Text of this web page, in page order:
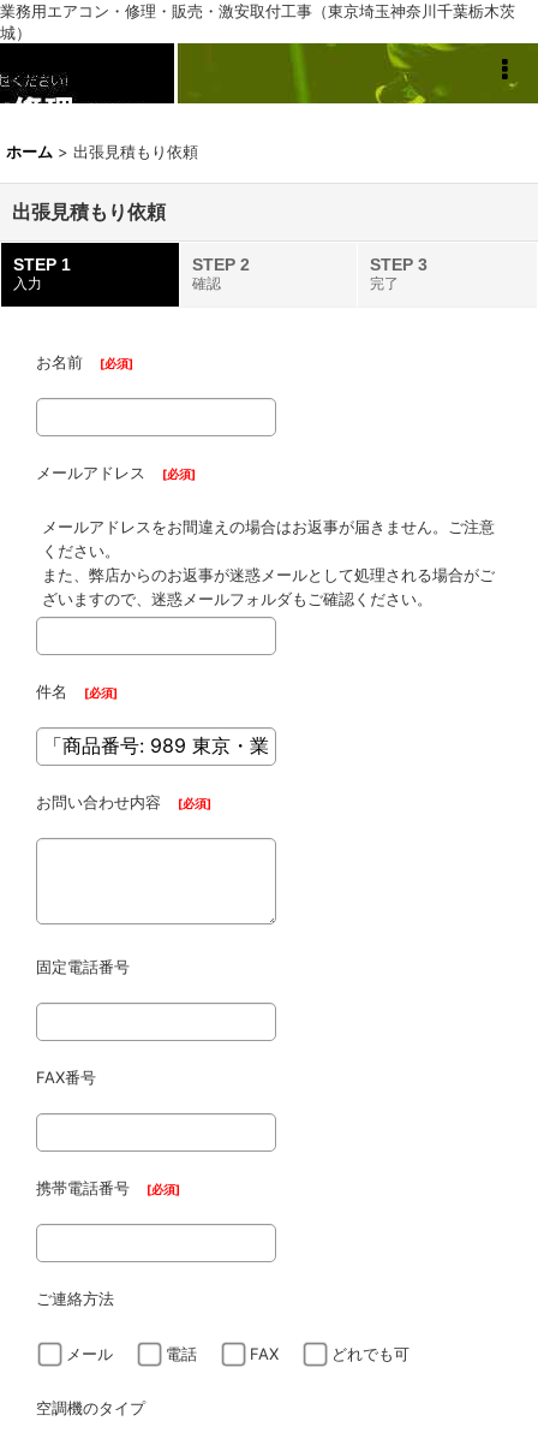
業務用エアコン・修理・販売・激安取付工事（東京埼玉神奈川千葉栃木茨
城）
業務用エアコン専門店
ホーム > 出張見積もり依頼
出張見積もり依頼
STEP 1
入力
STEP 2
確認
STEP 3
完了
お名前 [必須]
メールアドレス [必須]
メールアドレスをお間違えの場合はお返事が届きません。ご注意
ください。
また、弊店からのお返事が迷惑メールとして処理される場合がご
ざいますので、迷惑メールフォルダもご確認ください。
件名 [必須]
お問い合わせ内容 [必須]
固定電話番号
FAX番号
携帯電話番号 [必須]
ご連絡方法
メール 電話 FAX どれでも可
空調機のタイプ